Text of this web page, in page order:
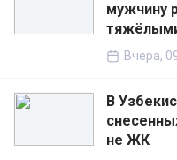
мужчину
Вчера,
В
не ЖК